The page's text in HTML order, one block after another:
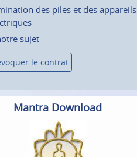
des piles et des appareils
sujet
le contrat
Mantra Download